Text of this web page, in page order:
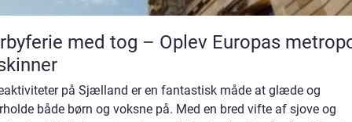
med tog – Oplev Europas
på Sjælland er en fantastisk måde at glæde og
både børn og voksne på. Med en bred vifte af sjove og